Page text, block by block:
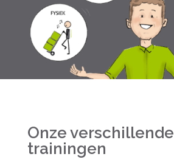
Onze verschillende
trainingen